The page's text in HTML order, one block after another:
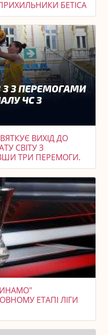
БЕТІСА
ВИХІД ДО
СВІТУ З
ТРИ ПЕРЕМОГИ.
ЕТАПІ ЛІГИ